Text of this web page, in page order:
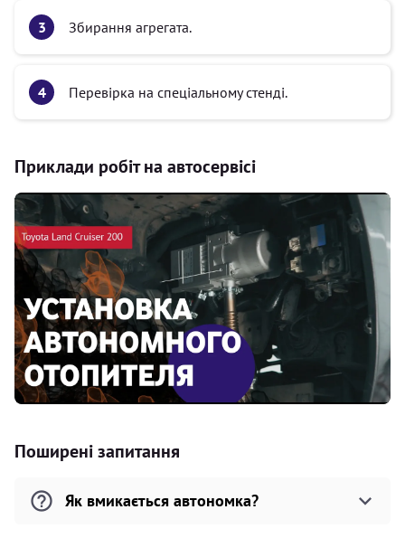
Збирання агрегата.
Перевірка на спеціальному стенді.
Приклади робіт на автосервісі
Поширені запитання
Як вмикається автономка?